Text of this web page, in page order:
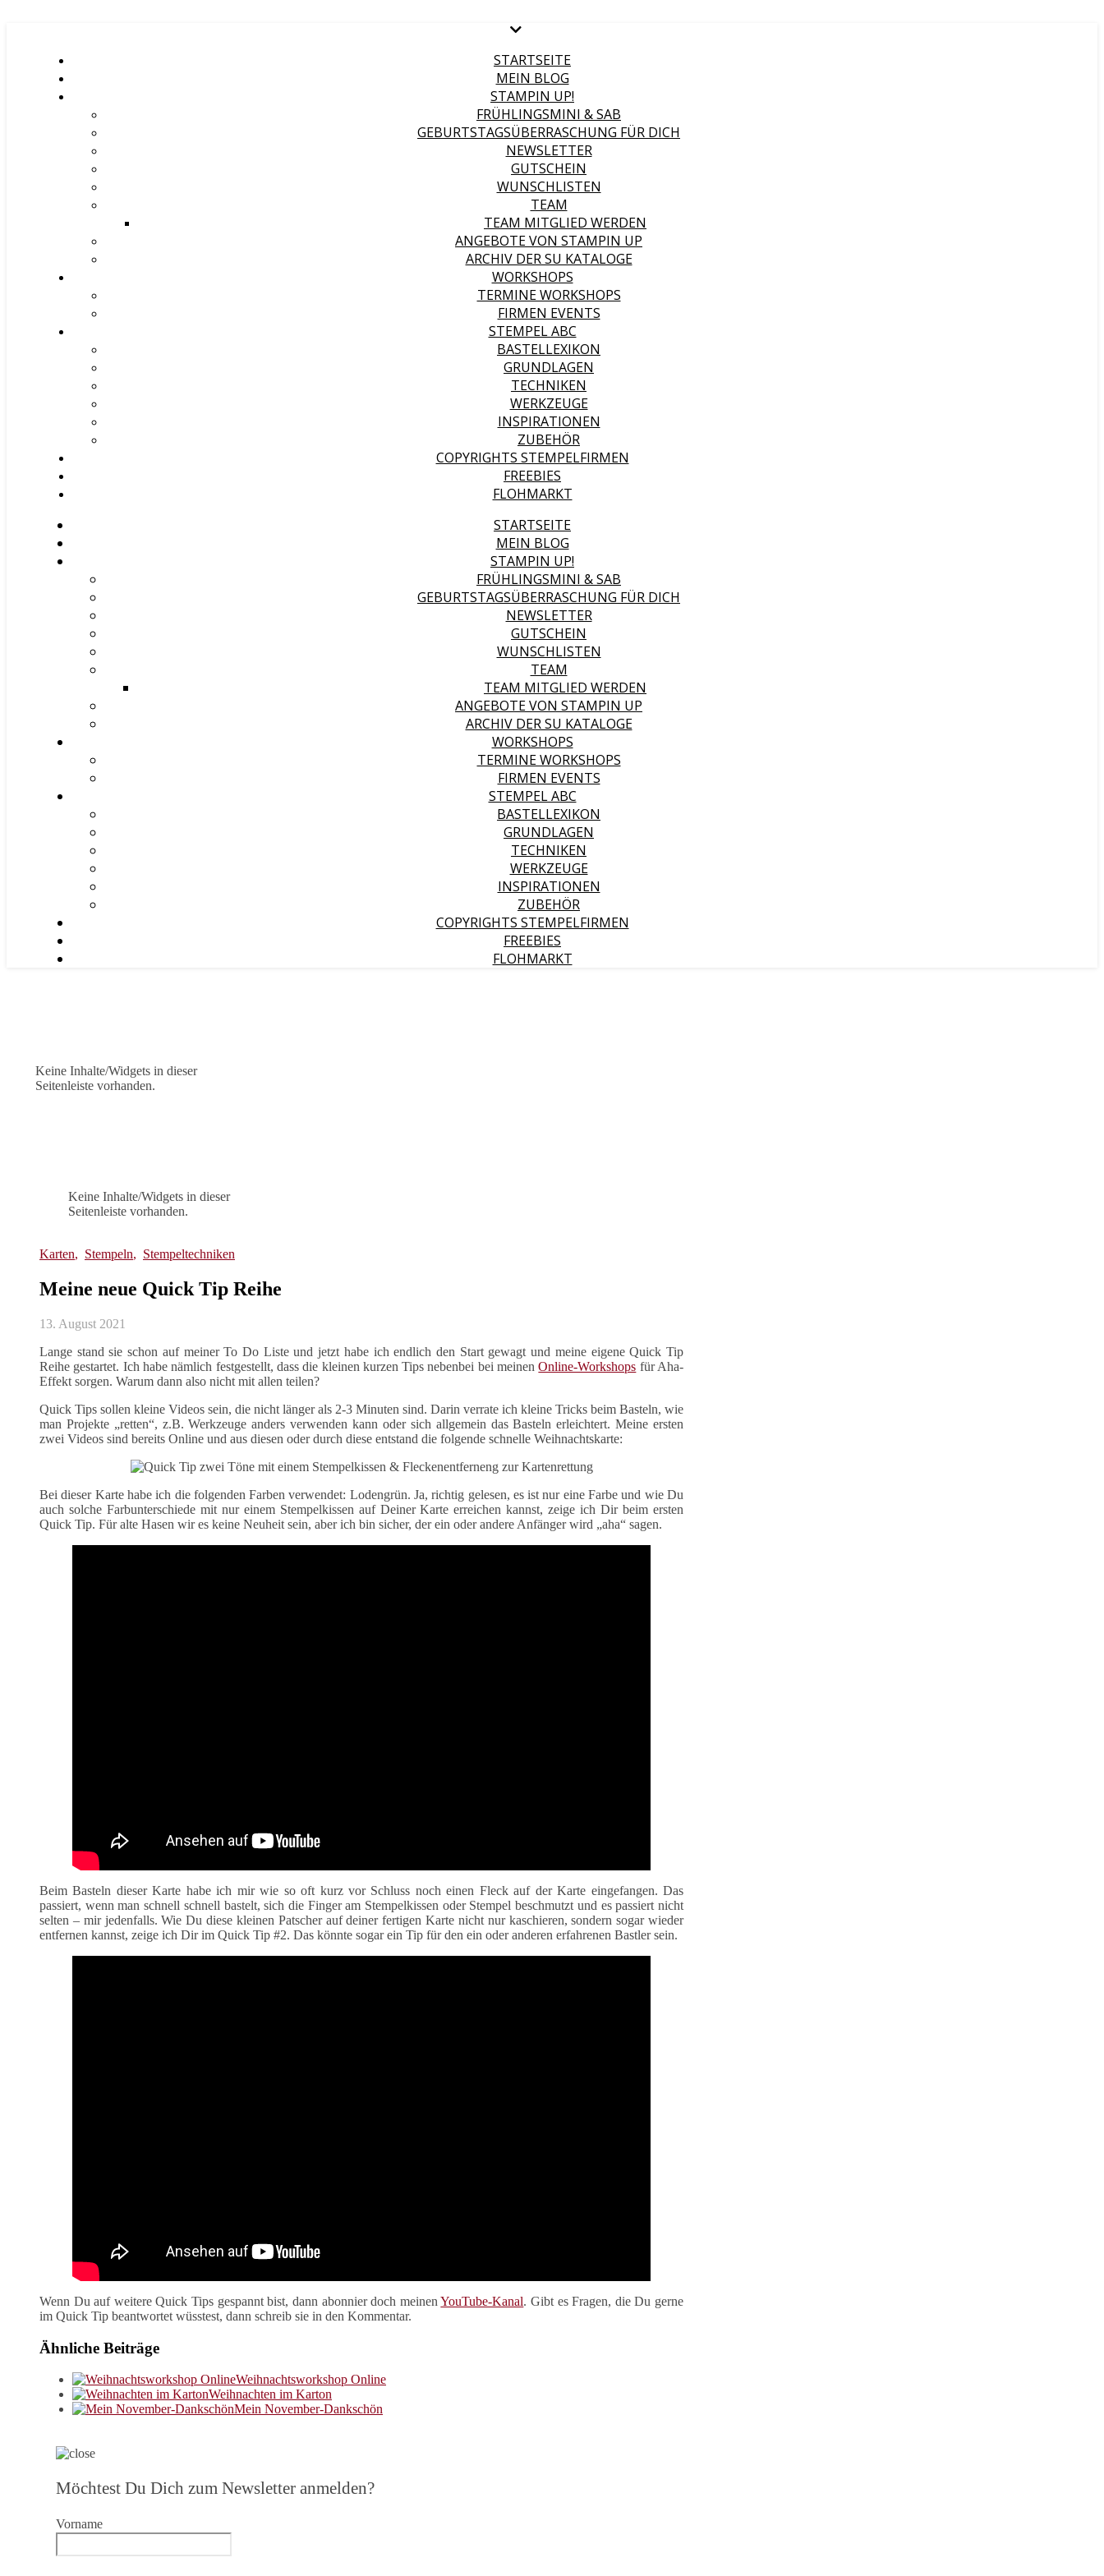
STARTSEITE
MEIN BLOG
STAMPIN UP!
FRÜHLINGSMINI & SAB
GEBURTSTAGSÜBERRASCHUNG FÜR DICH
NEWSLETTER
GUTSCHEIN
WUNSCHLISTEN
TEAM
TEAM MITGLIED WERDEN
ANGEBOTE VON STAMPIN UP
ARCHIV DER SU KATALOGE
WORKSHOPS
TERMINE WORKSHOPS
FIRMEN EVENTS
STEMPEL ABC
BASTELLEXIKON
GRUNDLAGEN
TECHNIKEN
WERKZEUGE
INSPIRATIONEN
ZUBEHÖR
COPYRIGHTS STEMPELFIRMEN
FREEBIES
FLOHMARKT
STARTSEITE
MEIN BLOG
STAMPIN UP!
FRÜHLINGSMINI & SAB
GEBURTSTAGSÜBERRASCHUNG FÜR DICH
NEWSLETTER
GUTSCHEIN
WUNSCHLISTEN
TEAM
TEAM MITGLIED WERDEN
ANGEBOTE VON STAMPIN UP
ARCHIV DER SU KATALOGE
WORKSHOPS
TERMINE WORKSHOPS
FIRMEN EVENTS
STEMPEL ABC
BASTELLEXIKON
GRUNDLAGEN
TECHNIKEN
WERKZEUGE
INSPIRATIONEN
ZUBEHÖR
COPYRIGHTS STEMPELFIRMEN
FREEBIES
FLOHMARKT
Keine Inhalte/Widgets in dieser
Seitenleiste vorhanden.
Keine Inhalte/Widgets in dieser
Seitenleiste vorhanden.
Karten, Stempeln, Stempeltechniken
Meine neue Quick Tip Reihe
13. August 2021
Lange stand sie schon auf meiner To Do Liste und jetzt habe ich endlich den Start gewagt und meine eigene Quick Tip
Reihe gestartet. Ich habe nämlich festgestellt, dass die kleinen kurzen Tips nebenbei bei meinenOnline-Workshops für Aha-
Effekt sorgen. Warum dann also nicht mit allen teilen?
Quick Tips sollen kleine Videos sein, die nicht länger als 2-3 Minuten sind. Darin verrate ich kleine Tricks beim Basteln, wie
man Projekte „retten“, z.B. Werkzeuge anders verwenden kann oder sich allgemein das Basteln erleichtert. Meine ersten
zwei Videos sind bereits Online und aus diesen oder durch diese entstand die folgende schnelle Weihnachtskarte:
Bei dieser Karte habe ich die folgenden Farben verwendet: Lodengrün. Ja, richtig gelesen, es ist nur eine Farbe und wie Du
auch solche Farbunterschiede mit nur einem Stempelkissen auf Deiner Karte erreichen kannst, zeige ich Dir beim ersten
Quick Tip. Für alte Hasen wir es keine Neuheit sein, aber ich bin sicher, der ein oder andere Anfänger wird „aha“ sagen.
Beim Basteln dieser Karte habe ich mir wie so oft kurz vor Schluss noch einen Fleck auf der Karte eingefangen. Das
passiert, wenn man schnell schnell bastelt, sich die Finger am Stempelkissen oder Stempel beschmutzt und es passiert nicht
selten – mir jedenfalls. Wie Du diese kleinen Patscher auf deiner fertigen Karte nicht nur kaschieren, sondern sogar wieder
entfernen kannst, zeige ich Dir im Quick Tip #2. Das könnte sogar ein Tip für den ein oder anderen erfahrenen Bastler sein.
Wenn Du auf weitere Quick Tips gespannt bist, dann abonnier doch meinenYouTube-Kanal. Gibt es Fragen, die Du gerne
im Quick Tip beantwortet wüsstest, dann schreib sie in den Kommentar.
Ähnliche Beiträge
Weihnachtsworkshop Online
Weihnachten im Karton
Mein November-Dankschön
Möchtest Du Dich zum Newsletter anmelden?
Vorname